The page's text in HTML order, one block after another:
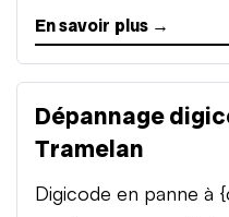
En savoir plus →
Dépannage
Tramelan
Digicode en panne à